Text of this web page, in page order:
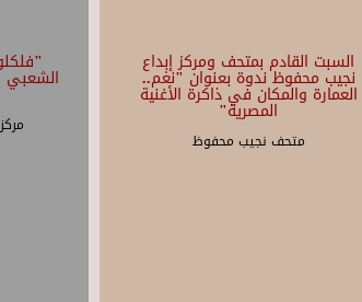
الشعبي
السبت القادم بمتحف ومركز إبداع
نجيب محفوظ ندوة بعنوان "نغم..
العمارة والمكان في ذاكرة الأغنية
المصرية"
متحف نجيب محفوظ